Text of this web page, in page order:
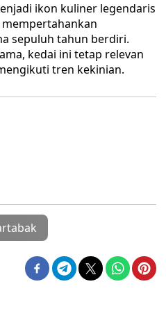
ikon kuliner legendaris
sepuluh tahun berdiri.
kedai ini tetap relevan
tren kekinian.